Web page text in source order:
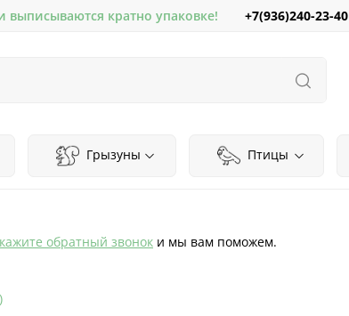
кратно упаковке! +7(936)240-23-40
Грызуны Птицы
обратный звонок и мы вам поможем.